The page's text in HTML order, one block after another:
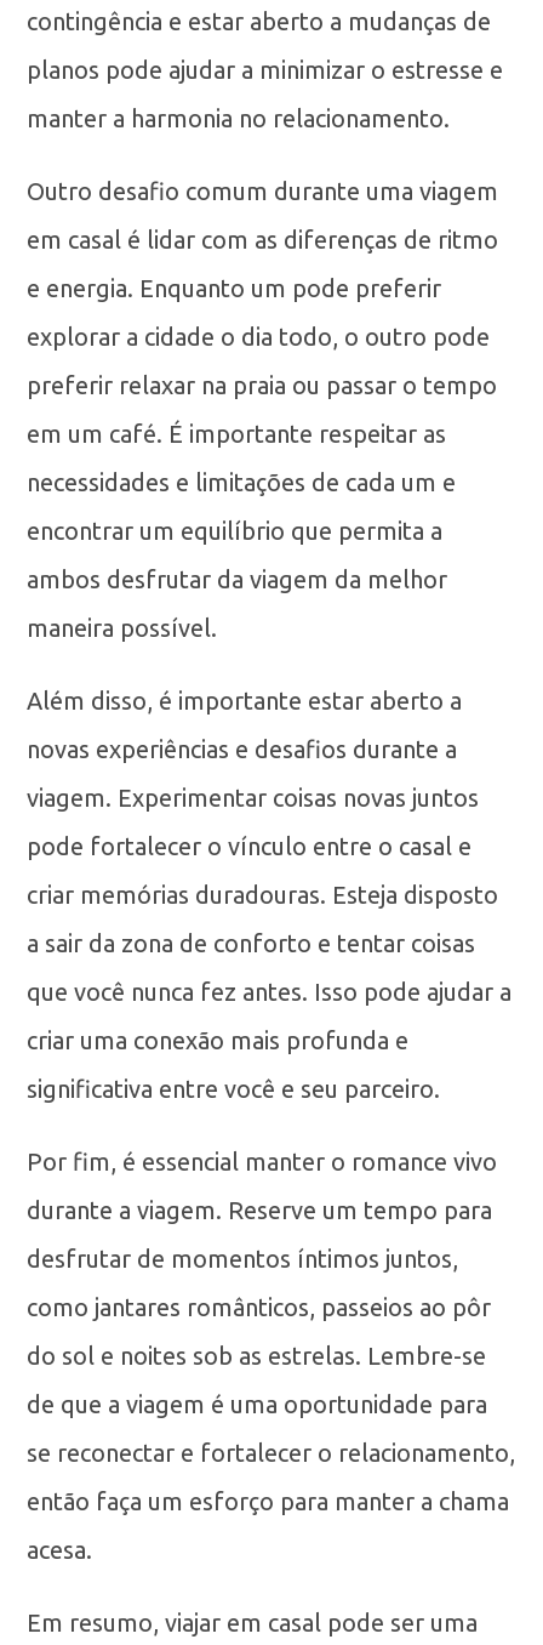
contingência e estar aberto a mudanças de
planos pode ajudar a minimizar o estresse e
manter a harmonia no relacionamento.
Outro desafio comum durante uma viagem
em casal é lidar com as diferenças de ritmo
e energia. Enquanto um pode preferir
explorar a cidade o dia todo, o outro pode
preferir relaxar na praia ou passar o tempo
em um café. É importante respeitar as
necessidades e limitações de cada um e
encontrar um equilíbrio que permita a
ambos desfrutar da viagem da melhor
maneira possível.
Além disso, é importante estar aberto a
novas experiências e desafios durante a
viagem. Experimentar coisas novas juntos
pode fortalecer o vínculo entre o casal e
criar memórias duradouras. Esteja disposto
a sair da zona de conforto e tentar coisas
que você nunca fez antes. Isso pode ajudar a
criar uma conexão mais profunda e
significativa entre você e seu parceiro.
Por fim, é essencial manter o romance vivo
durante a viagem. Reserve um tempo para
desfrutar de momentos íntimos juntos,
como jantares românticos, passeios ao pôr
do sol e noites sob as estrelas. Lembre-se
de que a viagem é uma oportunidade para
se reconectar e fortalecer o relacionamento,
então faça um esforço para manter a chama
acesa.
Em resumo, viajar em casal pode ser uma